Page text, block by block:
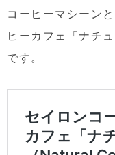
コーヒーマシーン
ヒーカフェ「ナチ
です。